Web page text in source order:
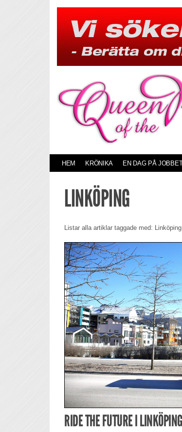
HEM KRÖNIKA EN DAG PÅ
LINKÖPING
Listar alla artiklar taggade med: Linköping
RIDE THE FUTURE I